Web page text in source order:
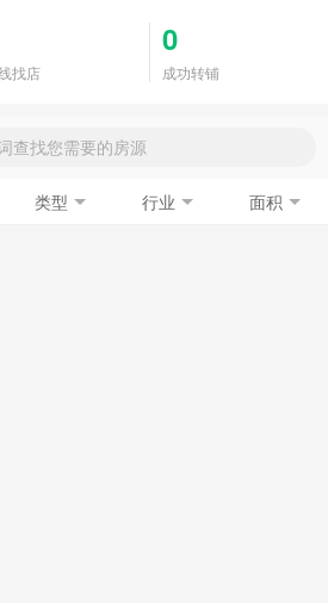
找店
0
成功转铺
类型 行业 面积